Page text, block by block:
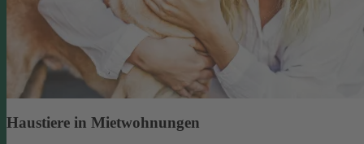
Haustiere in Mietwohnungen